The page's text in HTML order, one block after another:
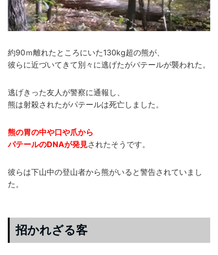
約90ｍ離れたところにいた130kg超の熊が、
彼らに近づいてきて別々に逃げたがパテールが襲われた。
逃げきった友人が警察に通報し、
熊は射殺されたがパテールは死亡しました。
熊の胃の中や口や爪から
パテールのDNAが発見されたそうです。
彼らは下山中の登山者から熊がいると警告されていまし
た。
招かれざる客